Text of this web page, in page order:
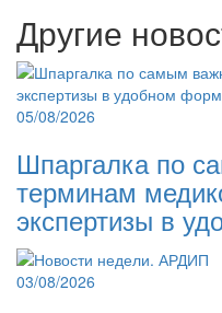
Другие
05/08/2026
Шпаргалка по
терминам
экспертизы в
03/08/2026